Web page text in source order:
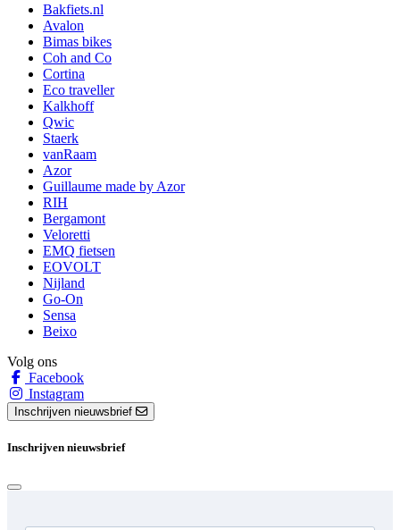
Bakfiets.nl
Avalon
Bimas bikes
Coh and Co
Cortina
Eco traveller
Kalkhoff
Qwic
Staerk
vanRaam
Azor
Guillaume made by Azor
RIH
Bergamont
Veloretti
EMQ fietsen
EOVOLT
Nijland
Go-On
Sensa
Beixo
Volg ons
Facebook
Instagram
Inschrijven nieuwsbrief
Inschrijven nieuwsbrief